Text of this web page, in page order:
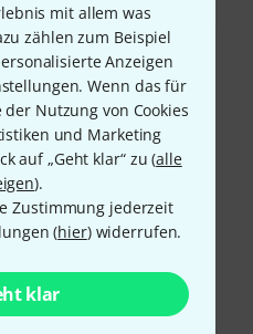
mit allem was
zählen zum Beispiel
Anzeigen
Wenn das für
Nutzung von Cookies
und Marketing
auf „Geht klar“ zu (alle
).
Zustimmung jederzeit
(hier) widerrufen.
klar
per Nachnahme,
Klarna Sofort bezahlen